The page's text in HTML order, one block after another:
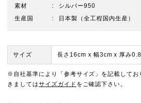
素材
シルバー950
生産国
日本製（全工程国内生産）
サイズ 長さ16cm x 幅3cm x 厚み
※自社基準により「参考サイズ」を記載してお
きましてはサイズガイド をご確認下さい。